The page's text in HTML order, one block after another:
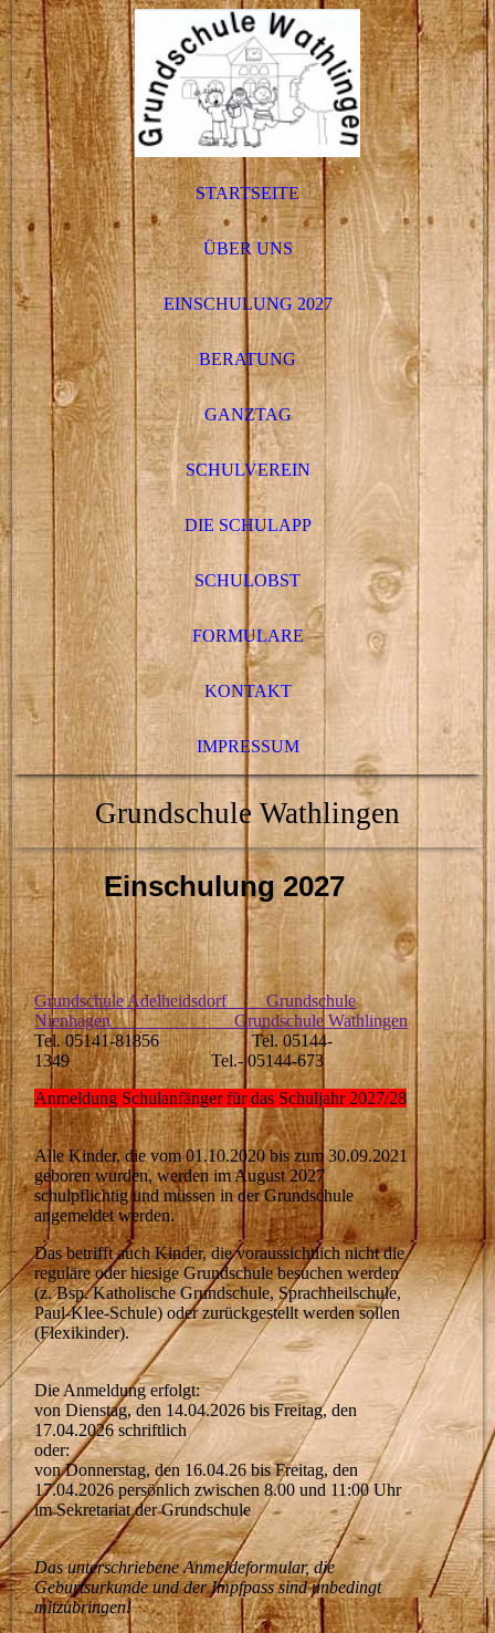
STARTSEITE
ÜBER UNS
EINSCHULUNG 2027
BERATUNG
GANZTAG
SCHULVEREIN
DIE SCHULAPP
SCHULOBST
FORMULARE
KONTAKT
IMPRESSUM
Grundschule Wathlingen
Einschulung 2027
Grundschule Adelheidsdorf Grundschule
Nienhagen Grundschule Wathlingen
Tel. 05141-81856 Tel. 05144-
1349 Tel.- 05144-673
Anmeldung Schulanfänger für das Schuljahr 2027/28
Alle Kinder, die vom 01.10.2020 bis zum 30.09.2021
geboren wurden, werden im August 2027
schulpflichtig und müssen in der Grundschule
angemeldet werden.
Das betrifft auch Kinder, die voraussichtlich nicht die
reguläre oder hiesige Grundschule besuchen werden
(z. Bsp. Katholische Grundschule, Sprachheilschule,
Paul-Klee-Schule) oder zurückgestellt werden sollen
(Flexikinder).
Die Anmeldung erfolgt:
von Dienstag, den 14.04.2026 bis Freitag, den
17.04.2026 schriftlich
oder:
von Donnerstag, den 16.04.26 bis Freitag, den
17.04.2026 persönlich zwischen 8.00 und 11:00 Uhr
im Sekretariat der Grundschule
Das unterschriebene Anmeldeformular, die
Geburtsurkunde und der Impfpass sind unbedingt
mitzubringen!